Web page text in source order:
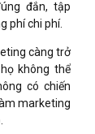
đắn, tập
phí chi phí.
càng trở
không thể
có chiến
marketing